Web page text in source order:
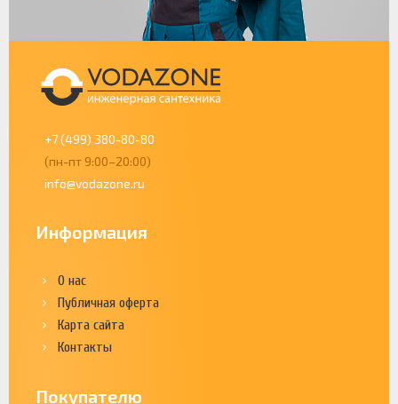
+7 (499) 380-80-80
(пн-пт 9:00–20:00)
info@vodazone.ru
Информация
О нас
Публичная оферта
Карта сайта
Контакты
Покупателю